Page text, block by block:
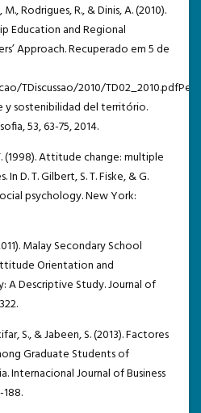
Rodrigues, R., & Dinis, A. (2010).
Education and Regional
Approach. Recuperado em 5 de
TDiscussao/2010/
y sostenibilidad del território.
53, 63-75, 2014.
(1998). Attitude change: multiple
D. T. Gilbert, S. T. Fiske, & G.
psychology. New York:
Malay Secondary School
Orientation and
A Descriptive Study. Journal of
S., & Jabeen, S. (2013). Factores
Graduate Students of
Internacional Journal of Business